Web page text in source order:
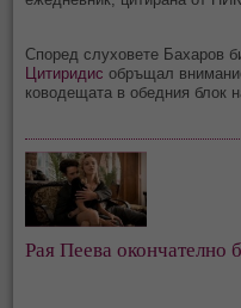
Според слуховете Бахаров
Цитиридис обръщал
ководещата в обедния блок
Рая Пеева